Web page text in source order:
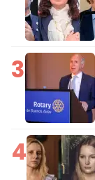
3
4